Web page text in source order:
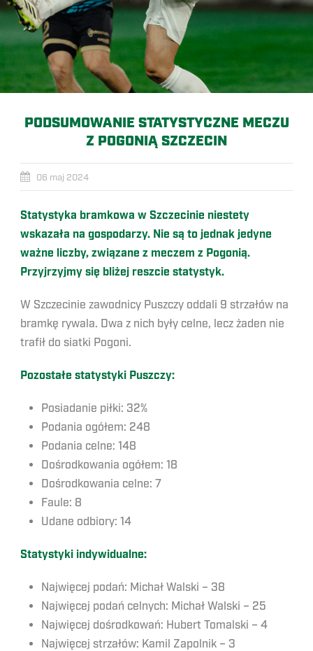
PODSUMOWANIE STATYSTYCZNE MECZU
Z POGONIĄ SZCZECIN
06 maj 2024
Statystyka bramkowa w Szczecinie niestety
wskazała na gospodarzy. Nie są to jednak jedyne
ważne liczby, związane z meczem z Pogonią.
Przyjrzyjmy się bliżej reszcie statystyk.
W Szczecinie zawodnicy Puszczy oddali 9 strzałów na
bramkę rywala. Dwa z nich były celne, lecz żaden nie
trafił do siatki Pogoni.
Pozostałe statystyki Puszczy:
Posiadanie piłki: 32%
Podania ogółem: 248
Podania celne: 148
Dośrodkowania ogółem: 18
Dośrodkowania celne: 7
Faule: 8
Udane odbiory: 14
Statystyki indywidualne:
Najwięcej podań: Michał Walski – 38
Najwięcej podań celnych: Michał Walski – 25
Najwięcej dośrodkowań: Hubert Tomalski – 4
Najwięcej strzałów: Kamil Zapolnik – 3